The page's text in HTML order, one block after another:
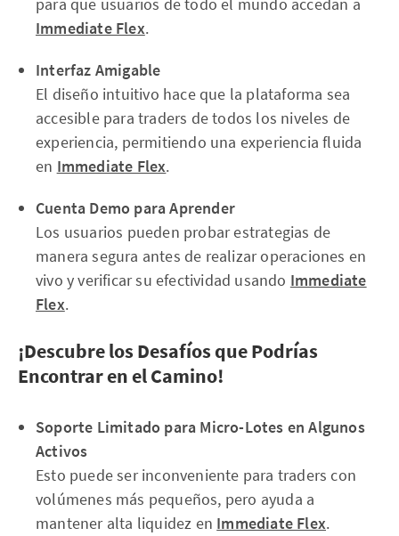
Immediate Flex.
Interfaz Amigable
El diseño intuitivo hace que la plataforma sea
accesible para traders de todos los niveles de
experiencia, permitiendo una experiencia fluida
en Immediate Flex.
Cuenta Demo para Aprender
Los usuarios pueden probar estrategias de
manera segura antes de realizar operaciones en
vivo y verificar su efectividad usando Immediate
Flex.
¡Descubre los Desafíos que Podrías
Encontrar en el Camino!
Soporte Limitado para Micro-Lotes en Algunos
Activos
Esto puede ser inconveniente para traders con
volúmenes más pequeños, pero ayuda a
mantener alta liquidez en Immediate Flex.